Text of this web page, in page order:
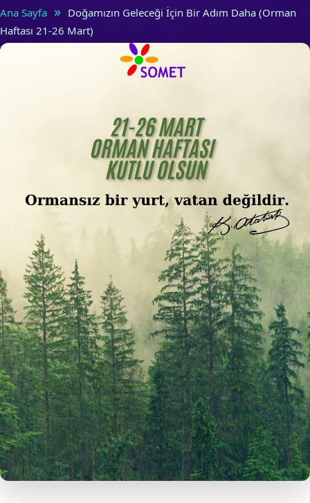
Ana Sayfa » Doğamızın Geleceği İçin Bir Adım Daha (Orman
Haftası 21-26 Mart)